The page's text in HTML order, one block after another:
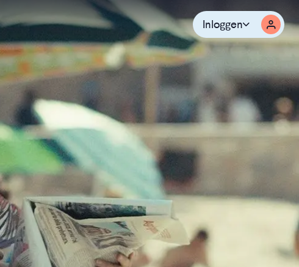
Inloggen